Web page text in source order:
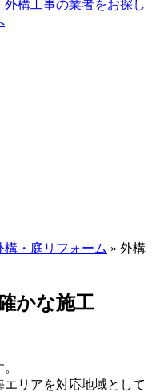
・庭リフォーム » 外構
かな施工
リアを対応地域として